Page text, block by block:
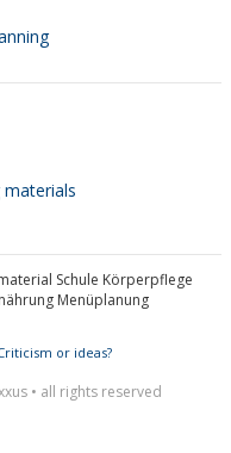
Schule Körperpflege
Menüplanung
or ideas?
• all rights reserved